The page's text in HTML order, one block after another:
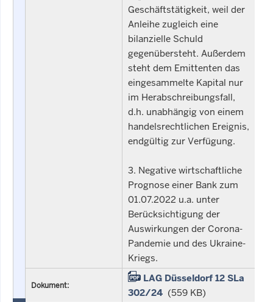
Geschäftstätigkeit, weil der
Anleihe zugleich eine
bilanzielle Schuld
gegenübersteht. Außerdem
steht dem Emittenten das
eingesammelte Kapital nur
im Herabschreibungsfall,
d.h. unabhängig von einem
handelsrechtlichen Ereignis,
endgültig zur Verfügung.
3. Negative wirtschaftliche
Prognose einer Bank zum
01.07.2022 u.a. unter
Berücksichtigung der
Auswirkungen der Corona-
Pandemie und des Ukraine-
Kriegs.
Dokument:
LAG Düsseldorf 12 SLa
302/24 (559 KB)